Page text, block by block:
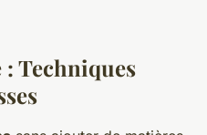
: Techniques